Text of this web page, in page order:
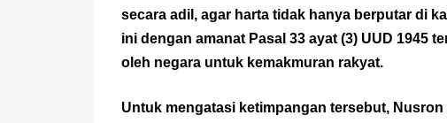
secara adil, agar harta tidak hanya berputar di
ini dengan amanat Pasal 33 ayat (3) UUD 1945
oleh negara untuk kemakmuran rakyat.
Untuk mengatasi ketimpangan tersebut,